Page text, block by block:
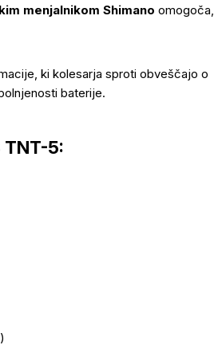
menjalnikom Shimano omogoča,
ki kolesarja sproti obveščajo o
baterije.
5: